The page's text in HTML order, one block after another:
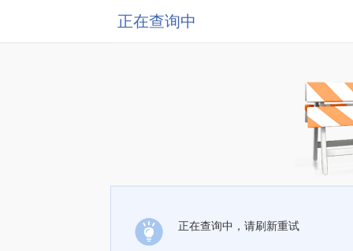
正在查询中
正在查询中，请刷新重试